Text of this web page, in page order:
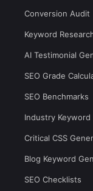
Conversion Audit
Keyword
AI Testimonial
SEO Grade
SEO Benchmarks
Industry Keyword
Critical CSS
Blog Keyword
SEO Checklists